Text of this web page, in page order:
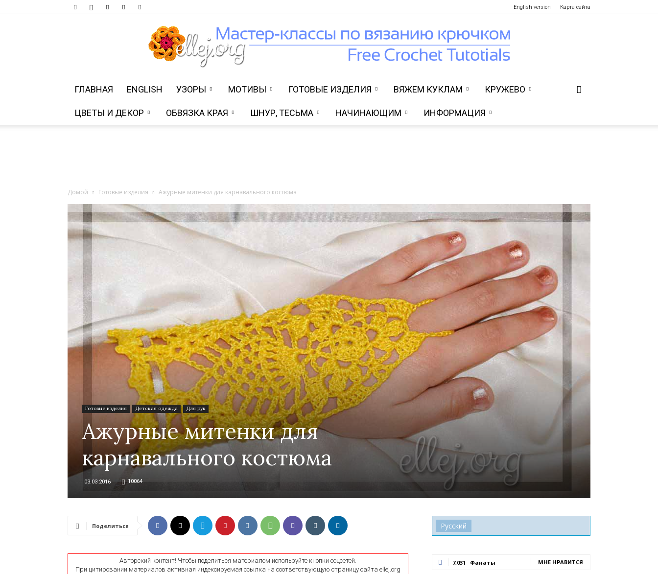
English version Карта сайта
от
Елены
Кожухарь
ГЛАВНАЯ ENGLISH УЗОРЫ МОТИВЫ ГОТОВЫЕ ИЗДЕЛИЯ ВЯЖЕМ КУКЛАМ КРУЖЕВО
ЦВЕТЫ И ДЕКОР ОБВЯЗКА КРАЯ ШНУР, ТЕСЬМА НАЧИНАЮЩИМ ИНФОРМАЦИЯ
Домой Готовые изделия Ажурные митенки для карнавального костюма
Готовые изделия Детская одежда Для рук
Ажурные митенки для
карнавального костюма
03.03.2016 10064
Поделиться
Авторский контент! Чтобы поделиться материалом используйте кнопки соцсетей.
При цитировании материалов активная индексируемая ссылка на соответствующую страницу сайта ellej.org
Русский
7,031 Фанаты МНЕ НРАВИТСЯ